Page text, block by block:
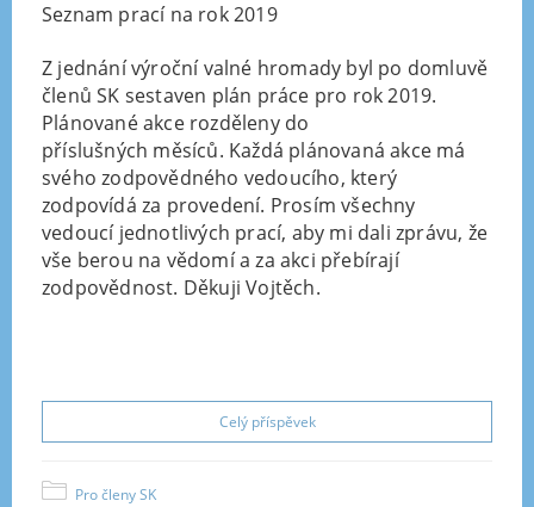
Seznam prací na rok 2019
Z jednání výroční valné hromady byl po domluvě
členů SK sestaven plán práce pro rok 2019.
Plánované akce rozděleny do
příslušných měsíců. Každá plánovaná akce má
svého zodpovědného vedoucího, který
zodpovídá za provedení. Prosím všechny
vedoucí jednotlivých prací, aby mi dali zprávu, že
vše berou na vědomí a za akci přebírají
zodpovědnost. Děkuji Vojtěch.
Celý příspěvek
Pro členy SK